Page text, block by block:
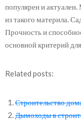
популярен и
из такого материла.
Прочность и
основной критерий
Related posts:
Строительство
Дымоходы в